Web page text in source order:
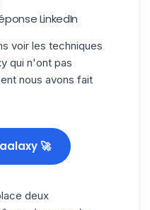
LinkedIn
voir les techniques
qui n'ont pas
nous avons fait
🚀
deux